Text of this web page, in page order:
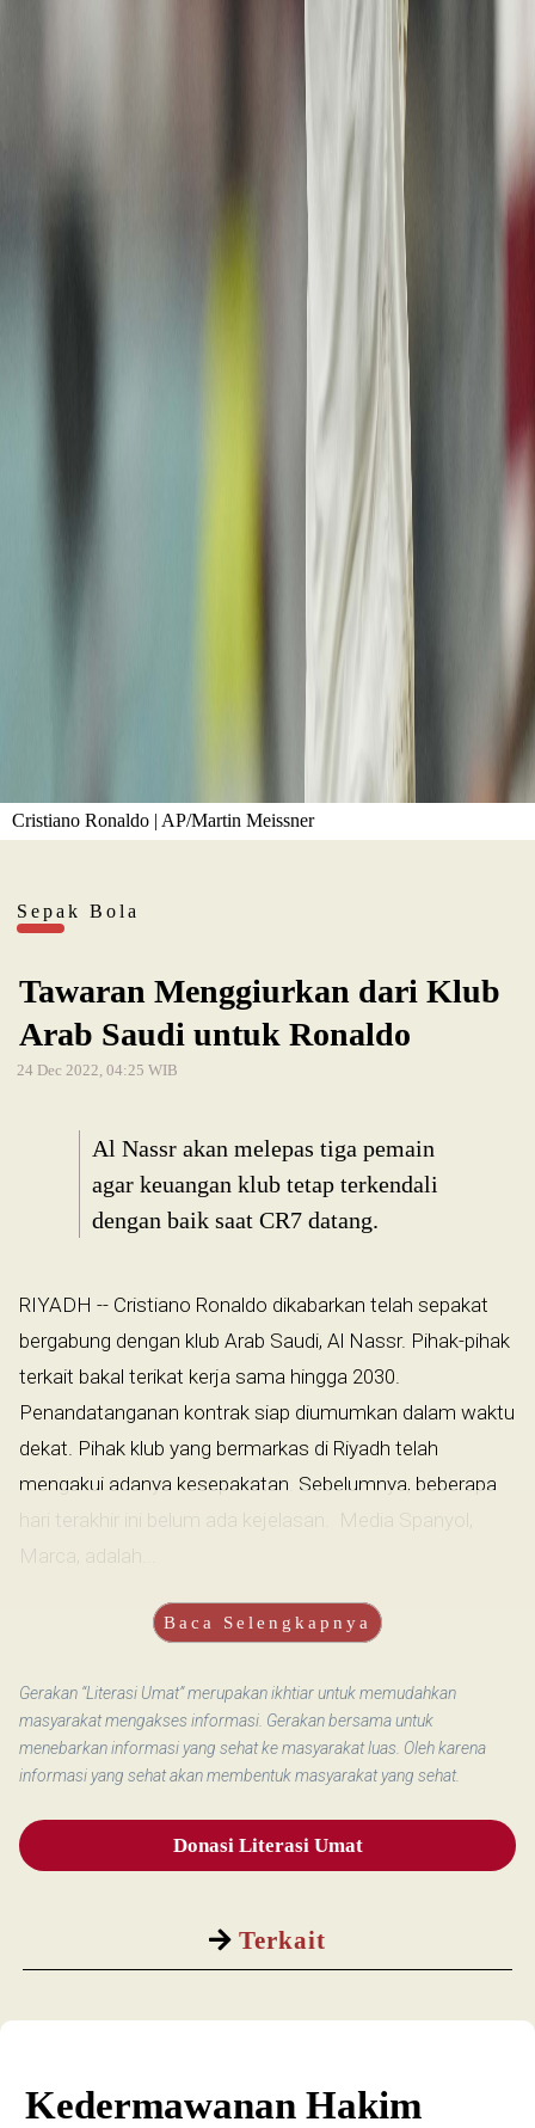
Cristiano Ronaldo | AP/Martin Meissner
Terkait
Sepak Bola
Tawaran Menggiurkan dari Klub
Arab Saudi untuk Ronaldo
24 Dec 2022, 04:25 WIB
Al Nassr akan melepas tiga pemain
agar keuangan klub tetap terkendali
dengan baik saat CR7 datang.
RIYADH -- Cristiano Ronaldo dikabarkan telah sepakat
bergabung dengan klub Arab Saudi, Al Nassr. Pihak-pihak
terkait bakal terikat kerja sama hingga 2030.
Penandatanganan kontrak siap diumumkan dalam waktu
dekat. Pihak klub yang bermarkas di Riyadh telah
mengakui adanya kesepakatan. Sebelumnya, beberapa
hari terakhir ini belum ada kejelasan. Media Spanyol,
Marca, adalah...
Baca Selengkapnya
Gerakan “Literasi Umat” merupakan ikhtiar untuk memudahkan
masyarakat mengakses informasi. Gerakan bersama untuk
menebarkan informasi yang sehat ke masyarakat luas. Oleh karena
informasi yang sehat akan membentuk masyarakat yang sehat.
Donasi Literasi Umat
Kedermawanan Hakim